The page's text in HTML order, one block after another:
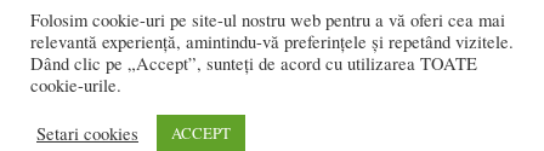
PUBLICITATE:
publicitate@bistriteanul.ro
Folosim cookie-uri pe site-ul nostru web pentru a vă oferi cea mai
relevantă experiență, amintindu-vă preferințele și repetând vizitele.
Dând clic pe „Accept”, sunteți de acord cu utilizarea TOATE
cookie-urile.
Setari cookies ACCEPT